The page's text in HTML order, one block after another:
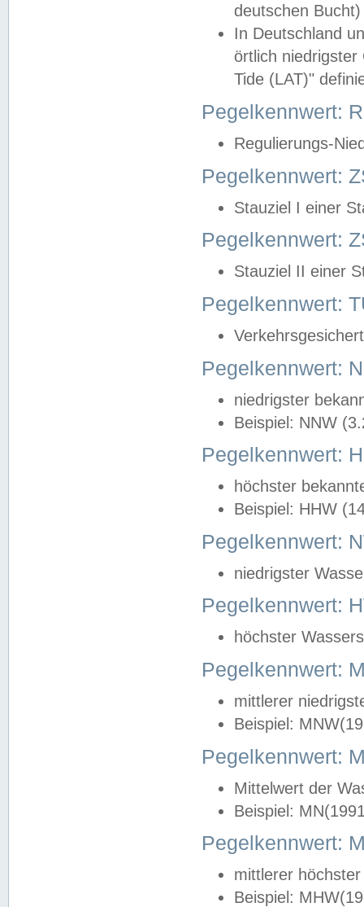
deutschen
In Deutschland
örtlich
Tide (LAT)"
Pegelkennwert:
Regulierungs-
Pegelkennwert:
Stauziel I einer
Pegelkennwert:
Stauziel II einer
Pegelkennwert:
Pegelkennwert:
niedrigster
Beispiel: NNW
Pegelkennwert:
höchster
Beispiel: HHW
Pegelkennwert:
niedrigster
Pegelkennwert:
höchster
Pegelkennwert:
mittlerer
Beispiel:
Pegelkennwert:
Mittelwert der
Beispiel:
Pegelkennwert:
mittlerer
Beispiel: